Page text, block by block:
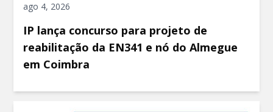
ago 4, 2026
IP lança concurso para projeto de
reabilitação da EN341 e nó do Almegue
em Coimbra